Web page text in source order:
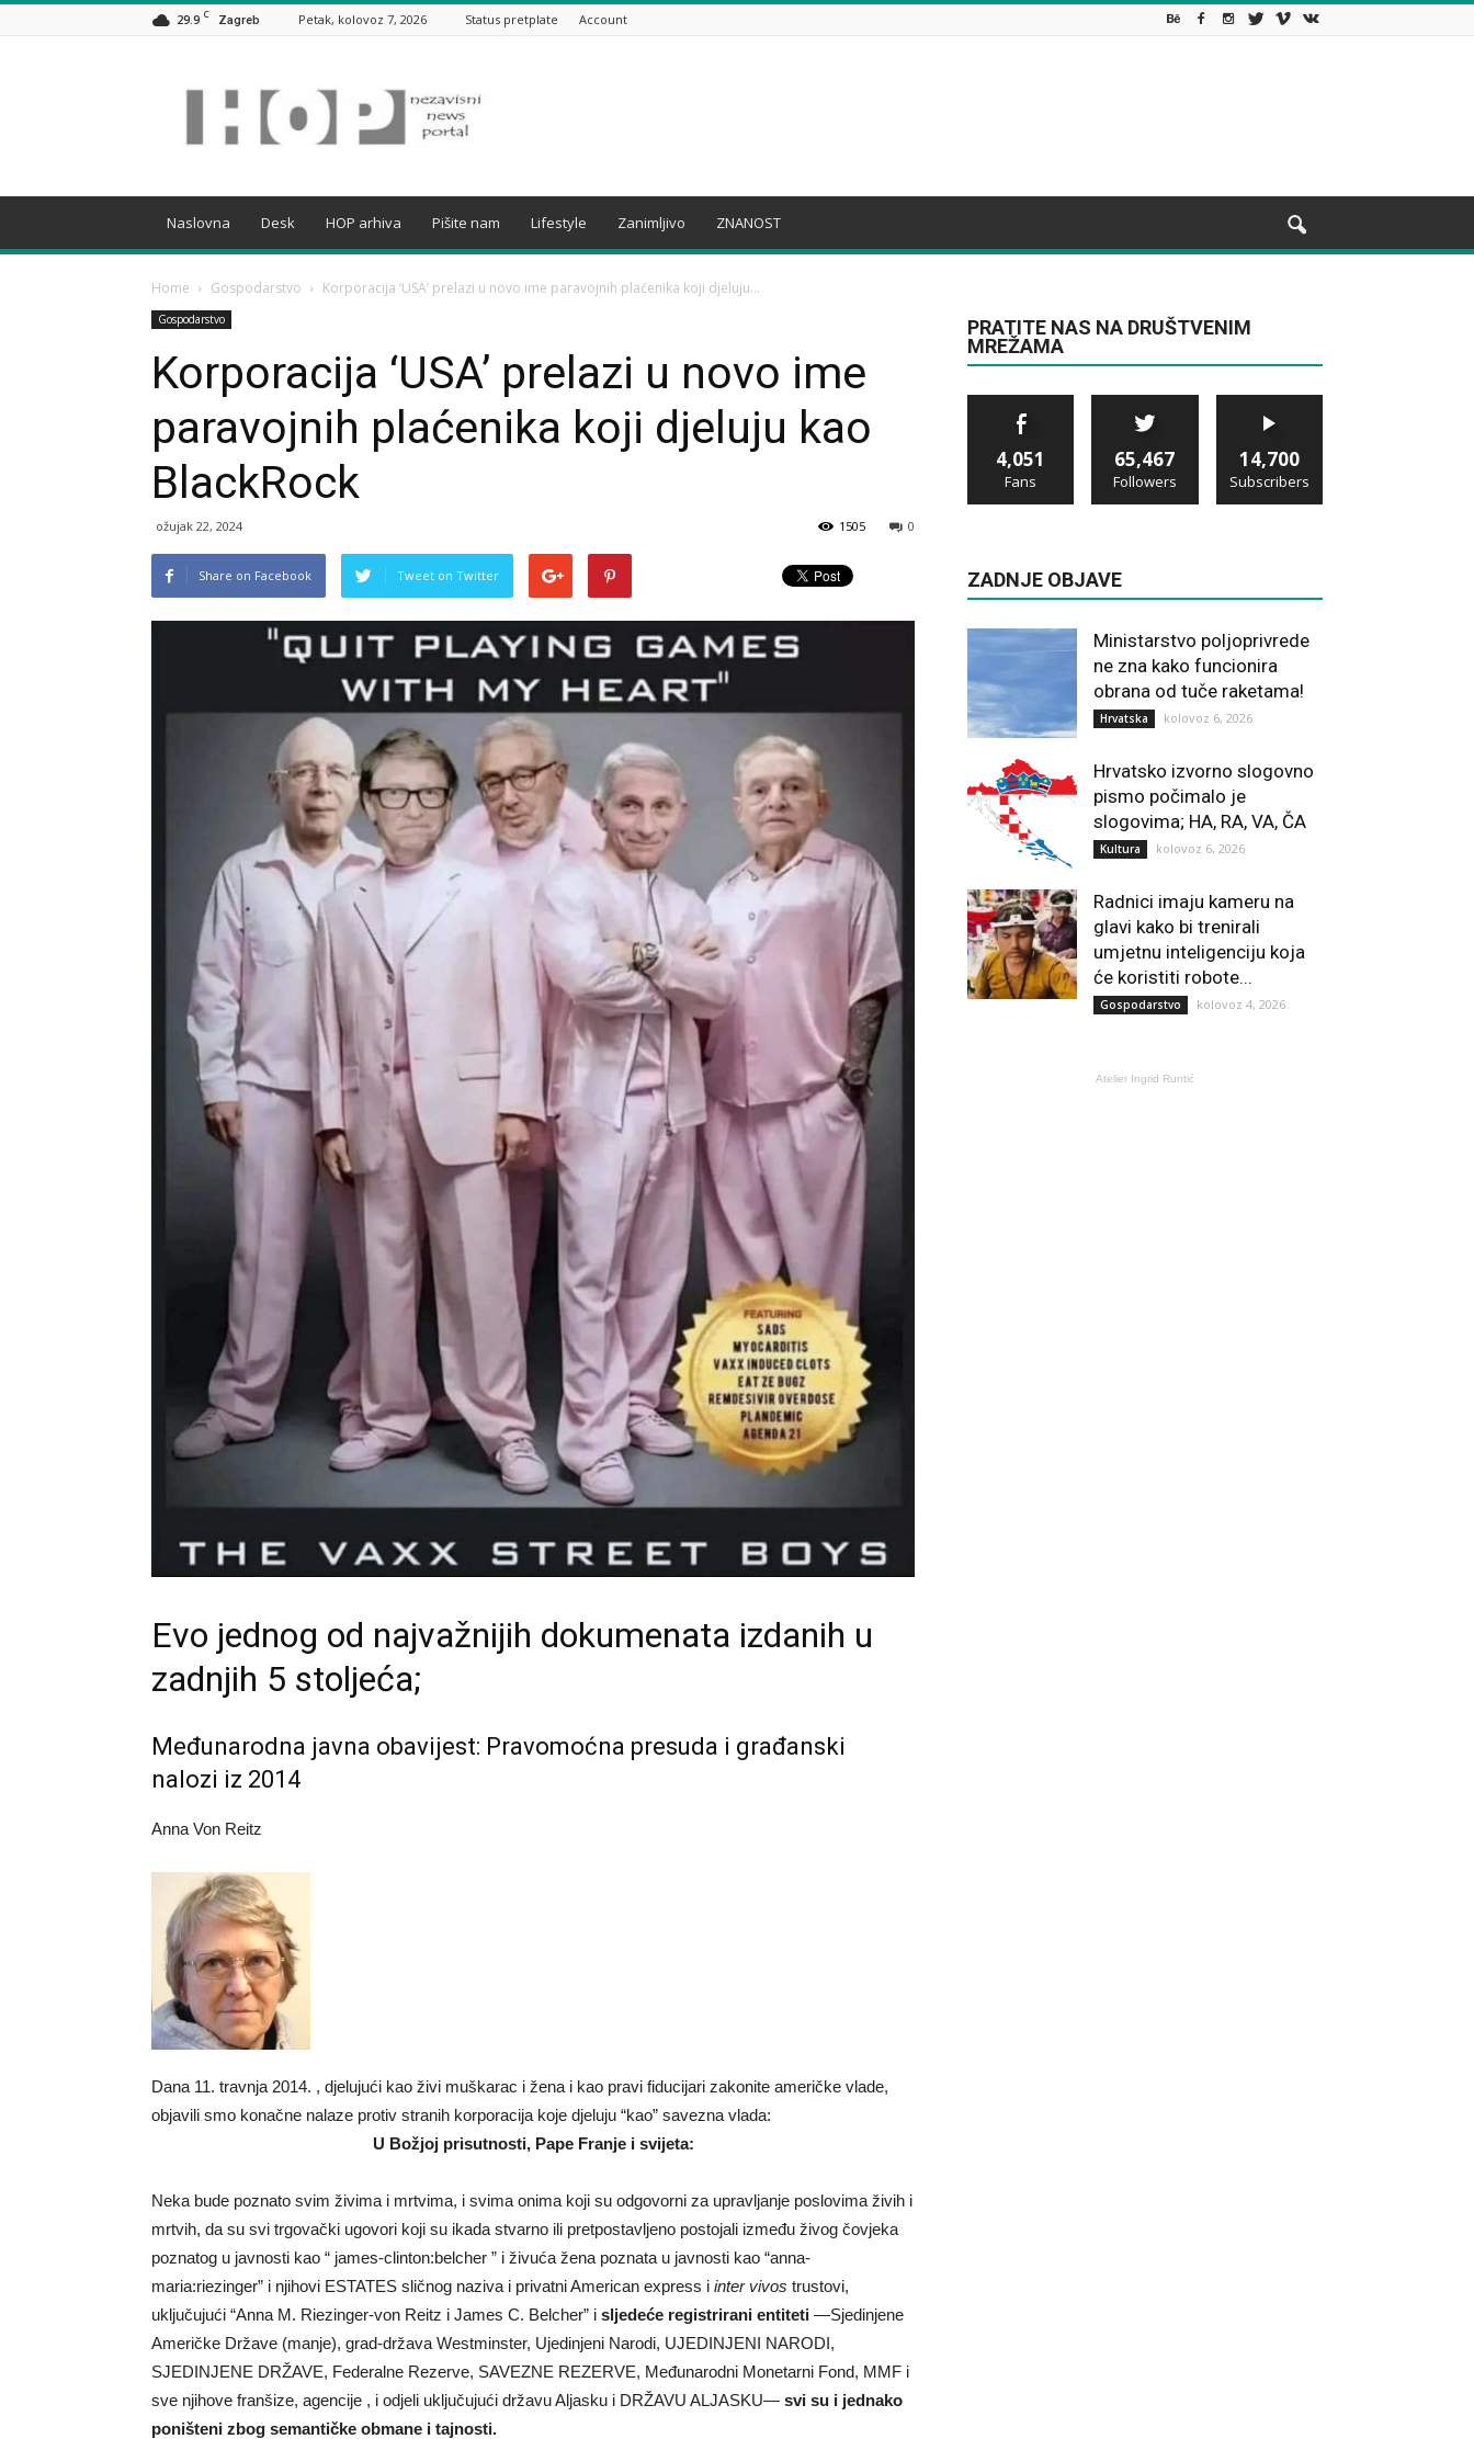
29.9 C Zagreb Petak, kolovoz 7, 2026 Status pretplate Account
Naslovna Desk HOP arhiva Pišite nam Lifestyle Zanimljivo ZNANOST
Home Gospodarstvo Korporacija ‘USA’ prelazi u novo ime paravojnih plaćenika koji djeluju...
Gospodarstvo
Korporacija ‘USA’ prelazi u novo ime
paravojnih plaćenika koji djeluju kao
BlackRock
ožujak 22, 2024 0
1505
Share on Facebook Tweet on Twitter
Evo jednog od najvažnijih dokumenata izdanih u
zadnjih 5 stoljeća;
Međunarodna javna obavijest: Pravomoćna presuda i građanski
nalozi iz 2014
Anna Von Reitz
Dana 11. travnja 2014. , djelujući kao živi muškarac i žena i kao pravi fiducijari zakonite američke vlade,
objavili smo konačne nalaze protiv stranih korporacija koje djeluju “kao” savezna vlada:
U Božjoj prisutnosti, Pape Franje i svijeta:
Neka bude poznato svim živima i mrtvima, i svima onima koji su odgovorni za upravljanje poslovima živih i
mrtvih, da su svi trgovački ugovori koji su ikada stvarno ili pretpostavljeno postojali između živog čovjeka
poznatog u javnosti kao “ james-clinton:belcher ” i živuća žena poznata u javnosti kao “anna-
maria:riezinger” i njihovi ESTATES sličnog naziva i privatni American express i inter vivos trustovi,
uključujući “Anna M. Riezinger-von Reitz i James C. Belcher” i sljedeće registrirani entiteti —Sjedinjene
Američke Države (manje), grad-država Westminster, Ujedinjeni Narodi, UJEDINJENI NARODI,
SJEDINJENE DRŽAVE, Federalne Rezerve, SAVEZNE REZERVE, Međunarodni Monetarni Fond, MMF i
sve njihove franšize, agencije , i odjeli uključujući državu Aljasku i DRŽAVU ALJASKU— svi su i jednako
poništeni zbog semantičke obmane i tajnosti.
PRATITE NAS NA DRUŠTVENIM
MREŽAMA
4,051
Fans
65,467
Followers
14,700
Subscribers
ZADNJE OBJAVE
Ministarstvo poljoprivrede
ne zna kako funcionira
obrana od tuče raketama!
Hrvatska kolovoz 6, 2026
Hrvatsko izvorno slogovno
pismo počimalo je
slogovima; HA, RA, VA, ČA
Kultura kolovoz 6, 2026
Radnici imaju kameru na
glavi kako bi trenirali
umjetnu inteligenciju koja
će koristiti robote...
Gospodarstvo kolovoz 4, 2026
Atelier Ingrid Runtić